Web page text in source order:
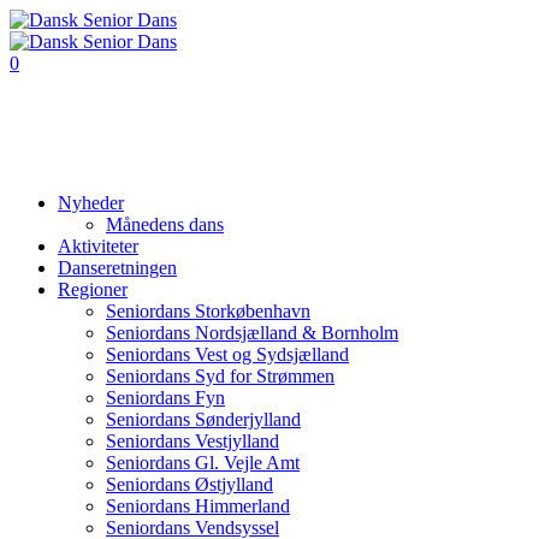
0
Nyheder
Månedens dans
Aktiviteter
Danseretningen
Regioner
Seniordans Storkøbenhavn
Seniordans Nordsjælland & Bornholm
Seniordans Vest og Sydsjælland
Seniordans Syd for Strømmen
Seniordans Fyn
Seniordans Sønderjylland
Seniordans Vestjylland
Seniordans Gl. Vejle Amt
Seniordans Østjylland
Seniordans Himmerland
Seniordans Vendsyssel